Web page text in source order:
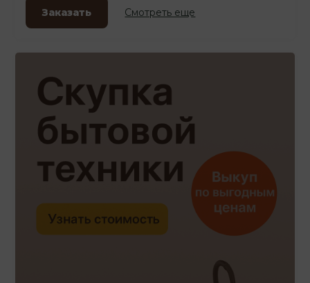
Заказать Смотреть еще